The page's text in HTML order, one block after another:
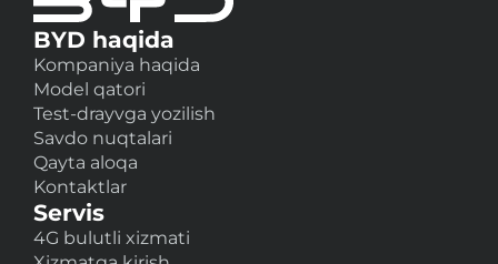
BYD haqida
Kompaniya haqida
Model qatori
Test-drayvga yozilish
Savdo nuqtalari
Qayta aloqa
Kontaktlar
Servis
4G bulutli xizmati